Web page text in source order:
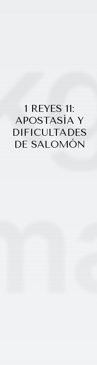
1 REYES 11:
APOSTASÍA Y
DIFICULTADES
DE SALOMÓN